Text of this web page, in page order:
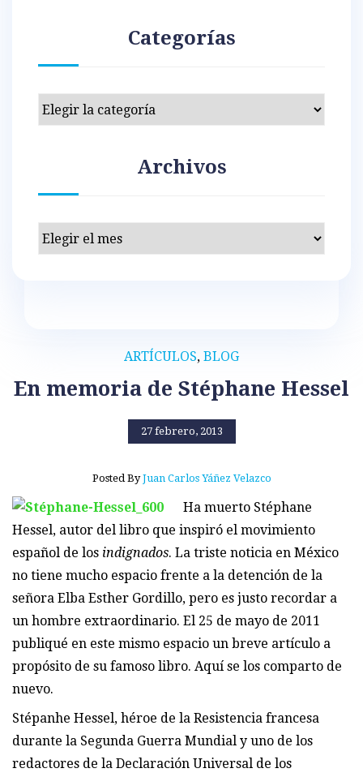
ARTÍCULOS, BLOG
En memoria de Stéphane Hessel
27 febrero, 2013
Posted ByJuan Carlos Yáñez Velazco
Ha muerto Stéphane
Hessel, autor del libro que inspiró el movimiento
español de los indignados. La triste noticia en México
no tiene mucho espacio frente a la detención de la
señora Elba Esther Gordillo, pero es justo recordar a
un hombre extraordinario. El 25 de mayo de 2011
publiqué en este mismo espacio un breve artículo a
propósito de su famoso libro. Aquí se los comparto de
nuevo.
Stépanhe Hessel, héroe de la Resistencia francesa
durante la Segunda Guerra Mundial y uno de los
redactores de la Declaración Universal de los
Categorías
Categorías
Archivos
Archivos